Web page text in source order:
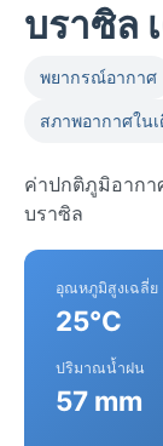
บราซิล
พยากรณ์อากาศ
สภาพอากาศใน
ค่าปกติภูมิอากา
บราซิล
อุณหภูมิสูงเฉลี่ย
25°C
ปริมาณน้ำฝน
57 mm